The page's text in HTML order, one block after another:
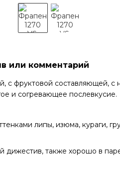
или комментарий
с фруктовой составляющей, с
и согревающее послевкусие.
липы, изюма, кураги,
дижестив, также хорошо в